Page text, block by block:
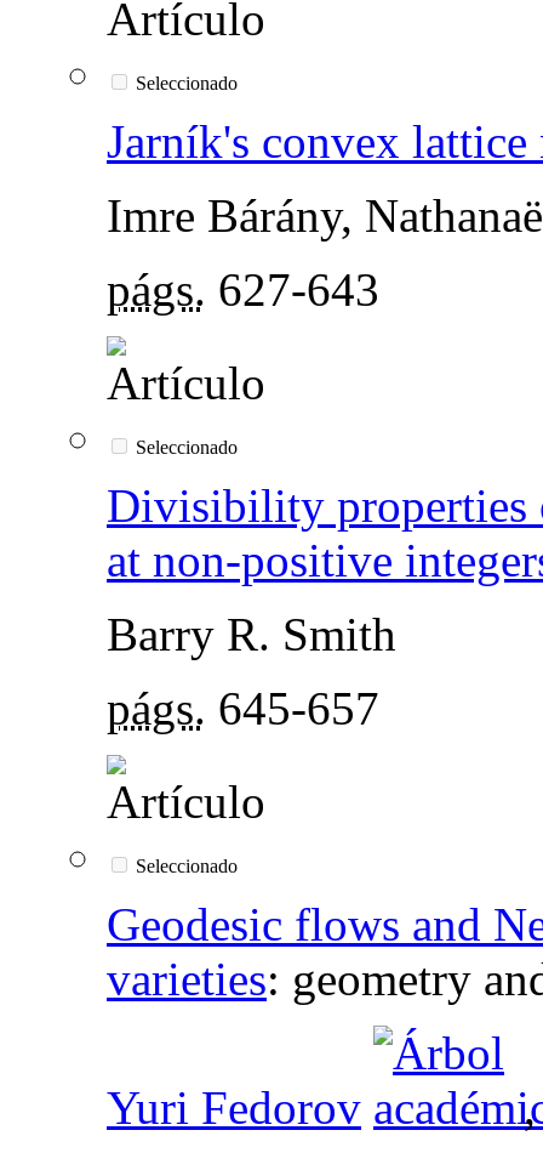
Seleccionado
Jarník's convex
Imre Bárány,
págs. 627-643
Seleccionado
Divisibility properties
at non-positive
Barry R. Smith
págs. 645-657
Seleccionado
Geodesic flows and
varieties: geometry
Yuri Fedorov